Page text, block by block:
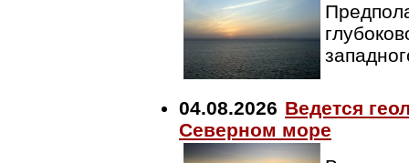
04.08.2026 Ведется
Северном море